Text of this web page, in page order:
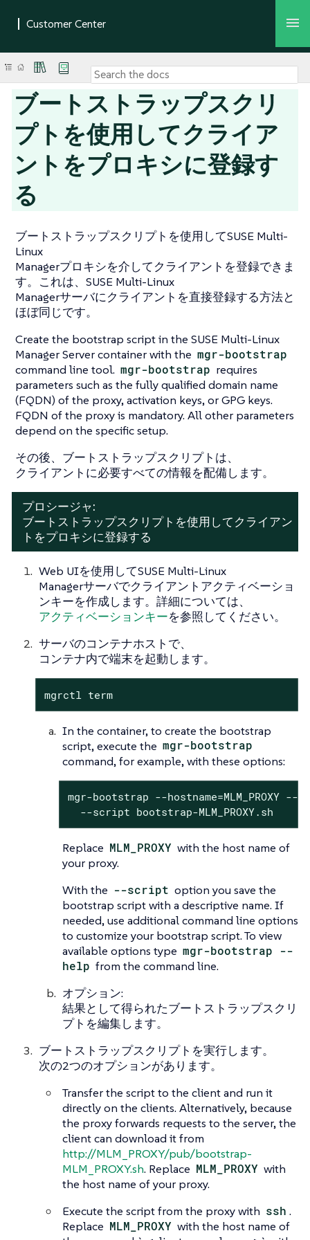
ブートストラップスクリ
プトを使用してクライア
ントをプロキシに登録す
る
ブートストラップスクリプトを使用してSUSE Multi-
Linux
Managerプロキシを介してクライアントを登録できま
す。これは、SUSE Multi-Linux
Managerサーバにクライアントを直接登録する方法と
ほぼ同じです。
Create the bootstrap script in the SUSE Multi-Linux
Manager Server container with the mgr-bootstrap
command line tool. mgr-bootstrap requires
parameters such as the fully qualified domain name
(FQDN) of the proxy, activation keys, or GPG keys.
FQDN of the proxy is mandatory. All other parameters
depend on the specific setup.
その後、ブートストラップスクリプトは、
クライアントに必要すべての情報を配備します。
プロシージャ:
ブートストラップスクリプトを使用してクライアン
トをプロキシに登録する
Web UIを使用してSUSE Multi-Linux
Managerサーバでクライアントアクティベーショ
ンキーを作成します。詳細については、
アクティベーションキーを参照してください。
サーバのコンテナホストで、
コンテナ内で端末を起動します。
mgrctl term
In the container, to create the bootstrap
script, execute the mgr-bootstrap
command, for example, with these options:
mgr-bootstrap --hostname=MLM_PROXY --
  --script bootstrap-MLM_PROXY.sh
Replace MLM_PROXY with the host name of
your proxy.
With the --script option you save the
bootstrap script with a descriptive name. If
needed, use additional command line options
to customize your bootstrap script. To view
available options type mgr-bootstrap --
help from the command line.
オプション:
結果として得られたブートストラップスクリ
プトを編集します。
ブートストラップスクリプトを実行します。
次の2つのオプションがあります。
Transfer the script to the client and run it
directly on the clients. Alternatively, because
the proxy forwards requests to the server, the
client can download it from
http://MLM_PROXY/pub/bootstrap-
MLM_PROXY.sh. Replace MLM_PROXY with
the host name of your proxy.
Execute the script from the proxy with ssh .
Replace MLM_PROXY with the host name of